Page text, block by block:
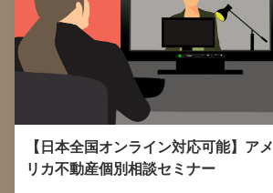
【日本全国オンライン対応可能】アメ
リカ不動産個別相談セミナー